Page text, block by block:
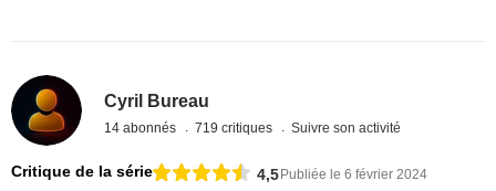
Cyril Bureau
14 abonnés 719 critiques Suivre son activité
Critique de la série 4,5Publiée le 6 février 2024